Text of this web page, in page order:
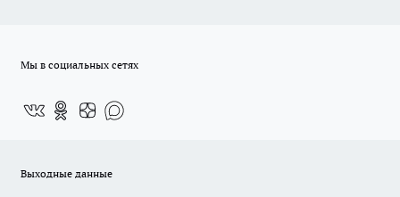
Мы в социальных сетях
Выходные данные